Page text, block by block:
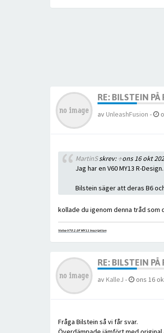
RE: BILSTEIN PÅ
av UnleashFusion -
MartinSskrev:↑ons 16 okt
Jag har en V60 MY13 R-Design.
Bilstein säger att deras B6
kollade du igenom denna tråd som
Volvo V70 2.0F MY11 Inscription
RE: BILSTEIN PÅ
av KalleJ - ons 16
Fråga Bilstein så vi får svar.